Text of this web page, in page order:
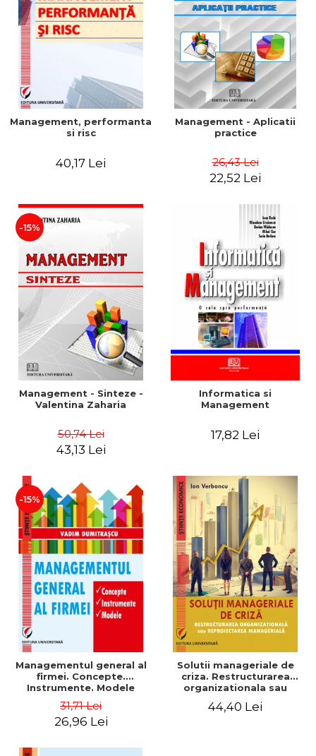
Management, performanta
si risc
40,17 Lei
Management - Aplicatii
practice
26,43 Lei
22,52 Lei
-15%
Management - Sinteze -
Valentina Zaharia
50,74 Lei
43,13 Lei
Informatica si
Management
17,82 Lei
-15%
Managementul general al
firmei. Concepte.
Instrumente. Modele
31,71 Lei
26,96 Lei
Solutii manageriale de
criza. Restructurarea
organizationala sau
44,40 Lei